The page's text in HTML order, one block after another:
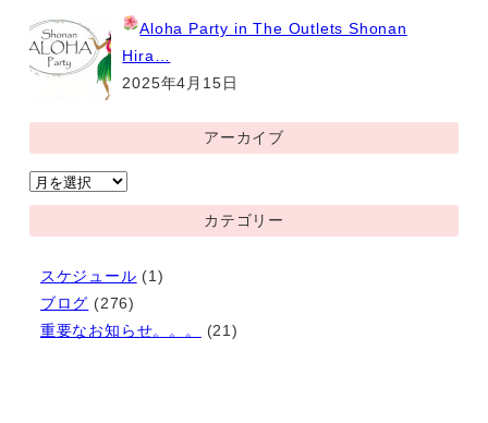
Aloha Party in The Outlets Shonan
Hira…
2025年4月15日
アーカイブ
ア
ー
カ
カテゴリー
スケジュール (1)
ブログ (276)
重要なお知らせ。。。
(21)